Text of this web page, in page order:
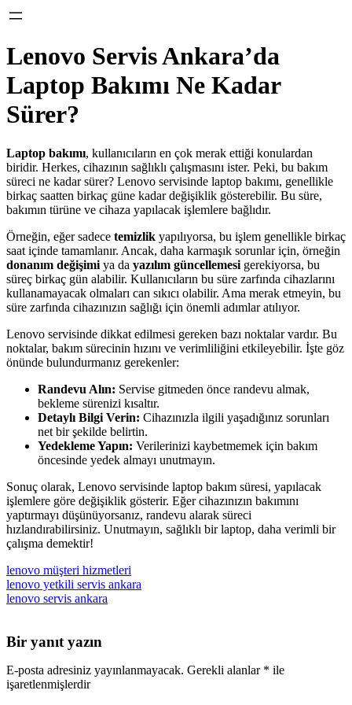
Lenovo Servis Ankara’da
Laptop Bakımı Ne Kadar
Sürer?
Laptop bakımı, kullanıcıların en çok merak ettiği konulardan
biridir. Herkes, cihazının sağlıklı çalışmasını ister. Peki, bu bakım
süreci ne kadar sürer? Lenovo servisinde laptop bakımı, genellikle
birkaç saatten birkaç güne kadar değişiklik gösterebilir. Bu süre,
bakımın türüne ve cihaza yapılacak işlemlere bağlıdır.
Örneğin, eğer sadece temizlik yapılıyorsa, bu işlem genellikle birkaç
saat içinde tamamlanır. Ancak, daha karmaşık sorunlar için, örneğin
donanım değişimi ya da yazılım güncellemesi gerekiyorsa, bu
süreç birkaç gün alabilir. Kullanıcıların bu süre zarfında cihazlarını
kullanamayacak olmaları can sıkıcı olabilir. Ama merak etmeyin, bu
süre zarfında cihazınızın sağlığı için önemli adımlar atılıyor.
Lenovo servisinde dikkat edilmesi gereken bazı noktalar vardır. Bu
noktalar, bakım sürecinin hızını ve verimliliğini etkileyebilir. İşte göz
önünde bulundurmanız gerekenler:
Randevu Alın: Servise gitmeden önce randevu almak,
bekleme sürenizi kısaltır.
Detaylı Bilgi Verin: Cihazınızla ilgili yaşadığınız sorunları
net bir şekilde belirtin.
Yedekleme Yapın: Verilerinizi kaybetmemek için bakım
öncesinde yedek almayı unutmayın.
Sonuç olarak, Lenovo servisinde laptop bakım süresi, yapılacak
işlemlere göre değişiklik gösterir. Eğer cihazınızın bakımını
yaptırmayı düşünüyorsanız, randevu alarak süreci
hızlandırabilirsiniz. Unutmayın, sağlıklı bir laptop, daha verimli bir
çalışma demektir!
lenovo müşteri hizmetleri
lenovo yetkili servis ankara
lenovo servis ankara
Bir yanıt yazın
E-posta adresiniz yayınlanmayacak. Gerekli alanlar * ile
işaretlenmişlerdir